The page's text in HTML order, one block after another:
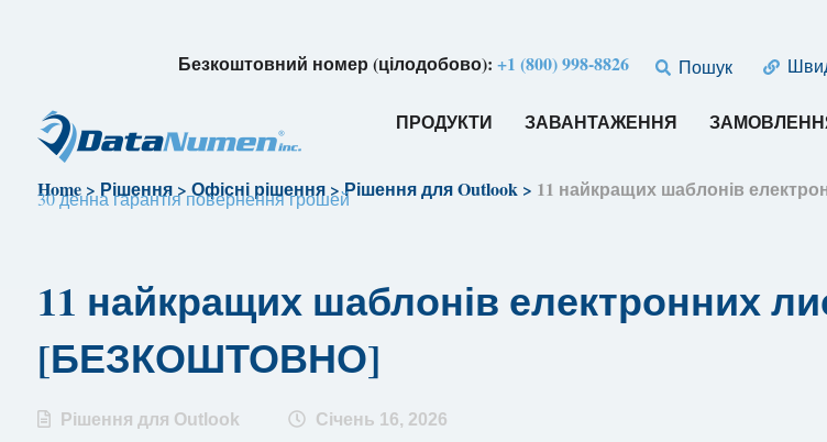
Безкоштовний номер (цілодобово):+1 (800) 998-8826 Пошук
30 денна гарантія повернення грошей
ПРОДУКТИ ЗАВАНТАЖЕННЯ
Home> Рішення> Офісні рішення>Рішення для Outlook> 11 найкращих шаблонів
11 найкращих шаблонів електронних
[БЕЗКОШТОВНО]
Рішення для Outlook Січень 16, 2026